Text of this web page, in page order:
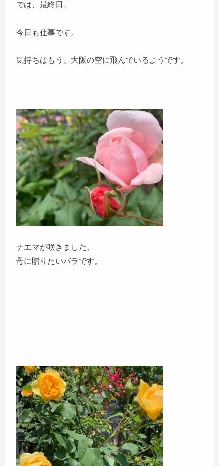
では、最終日、
今日も仕事です。
気持ちはもう、大阪の空に飛んでいるようです。
ナエマが咲きました。
母に贈りたいバラです。